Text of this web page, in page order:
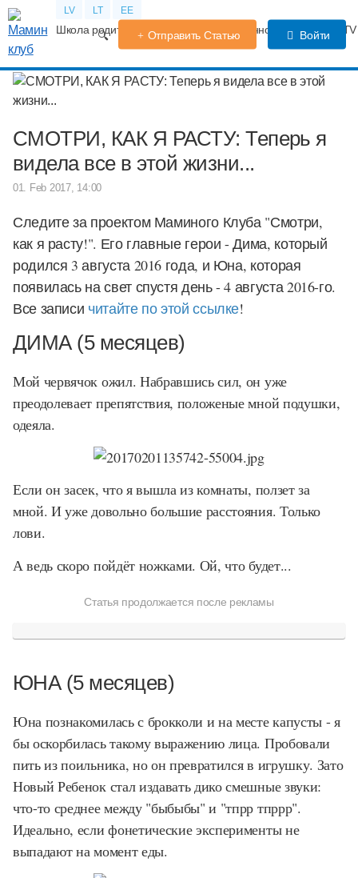
LV LT EE
Школа родителей Календарь беременности Форум
Отправить Статью Войти
СМОТРИ, КАК Я РАСТУ: Теперь я
видела все в этой жизни...
01. Feb 2017, 14:00
Следите за проектом Маминого Клуба "Смотри,
как я расту!". Его главные герои - Дима, который
родился 3 августа 2016 года, и Юна, которая
появилась на свет спустя день - 4 августа 2016-го.
Все записи читайте по этой ссылке!
ДИМА (5 месяцев)
Мой червячок ожил. Набравшись сил, он уже
преодолевает препятствия, положеные мной подушки,
одеяла.
Если он засек, что я вышла из комнаты, ползет за
мной. И уже довольно большие расстояния. Только
лови.
А ведь скоро пойдёт ножками. Ой, что будет...
Статья продолжается после рекламы
ЮНА (5 месяцев)
Юна познакомилась с брокколи и на месте капусты - я
бы оскорбилась такому выражению лица. Пробовали
пить из поильника, но он превратился в игрушку. Зато
Новый Ребенок стал издавать дико смешные звуки:
что-то среднее между "быбыбы" и "тпрр тпррр".
Идеально, если фонетические эксперименты не
выпадают на момент еды.